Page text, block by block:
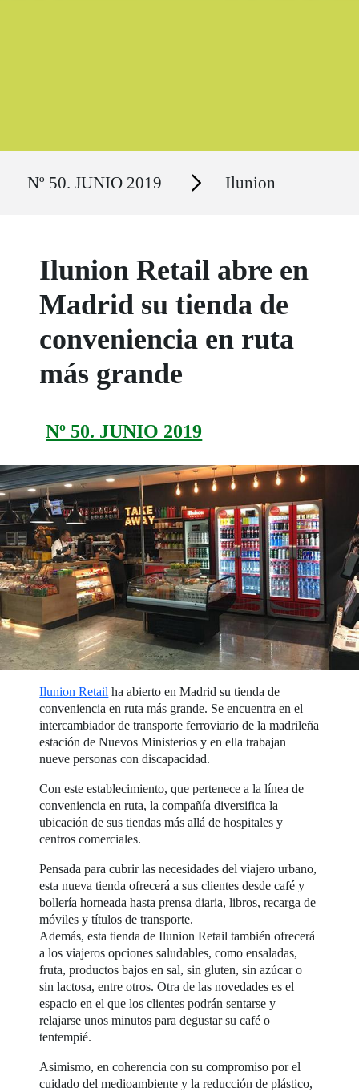
Nº 50. JUNIO 2019 Secciones Ilunion
Ilunion Retail abre en
Madrid su tienda de
conveniencia en ruta
más grande
Nº 50. JUNIO 2019
Ilunion Retail ha abierto en Madrid su tienda de
conveniencia en ruta más grande. Se encuentra en el
intercambiador de transporte ferroviario de la madrileña
estación de Nuevos Ministerios y en ella trabajan
nueve personas con discapacidad.
Con este establecimiento, que pertenece a la línea de
conveniencia en ruta, la compañía diversifica la
ubicación de sus tiendas más allá de hospitales y
centros comerciales.
Pensada para cubrir las necesidades del viajero urbano,
esta nueva tienda ofrecerá a sus clientes desde café y
bollería horneada hasta prensa diaria, libros, recarga de
móviles y títulos de transporte.
Además, esta tienda de Ilunion Retail también ofrecerá
a los viajeros opciones saludables, como ensaladas,
fruta, productos bajos en sal, sin gluten, sin azúcar o
sin lactosa, entre otros. Otra de las novedades es el
espacio en el que los clientes podrán sentarse y
relajarse unos minutos para degustar su café o
tentempié.
Asimismo, en coherencia con su compromiso por el
cuidado del medioambiente y la reducción de plástico,